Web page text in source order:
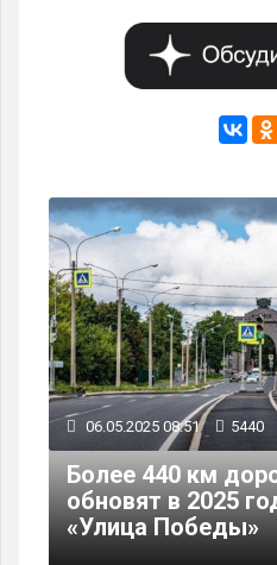
06.05.2025 08:51 5440
Более 440 км
обновят в 2025
«Улица Победы»